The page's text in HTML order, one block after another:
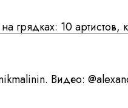
грядках: 10
Видео: